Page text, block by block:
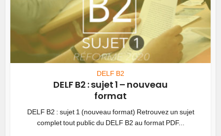
DELF B2
DELF B2 : sujet 1 – nouveau
format
DELF B2 : sujet 1 (nouveau format) Retrouvez un sujet
complet tout public du DELF B2 au format PDF...